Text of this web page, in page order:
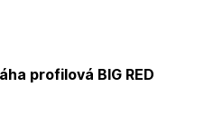
profilová BIG RED